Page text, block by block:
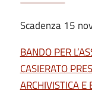
Scadenza 15
BANDO PER
CASIERATO
ARCHIVISTICA E